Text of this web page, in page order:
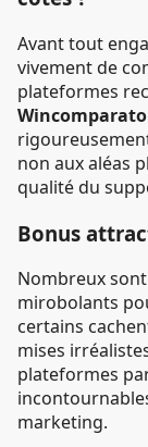
Avant tout
vivement de
plateformes
non aux aléas
qualité du
Bonus
Nombreux
mirobolants
certains
mises
plateformes
marketing.